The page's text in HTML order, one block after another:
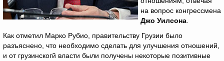
на вопрос конгрессмена
Джо Уилсона
Как отметил Марко Рубио, правительству Грузии было
разъяснено, что необходимо сделать для улучшения отношений,
и от грузинскогй власти были получены некоторые позитивные